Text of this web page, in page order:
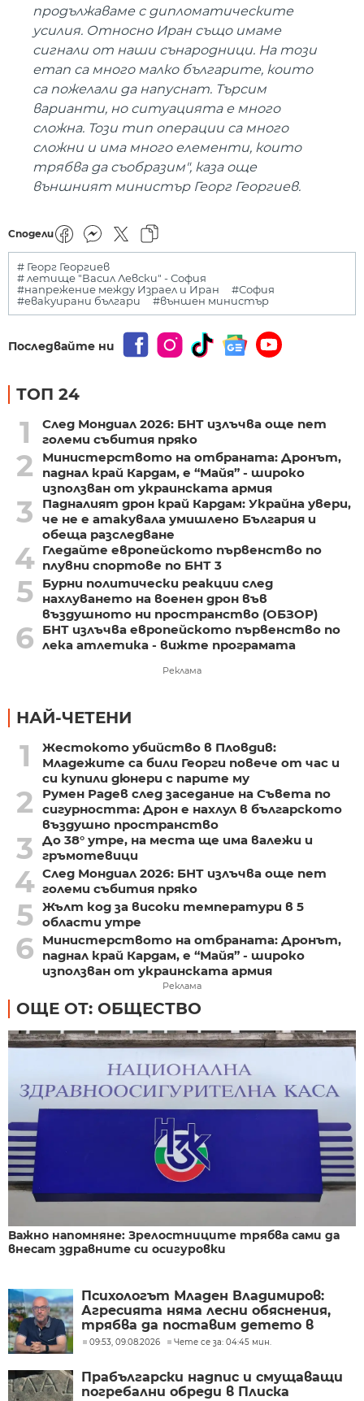
продължаваме с дипломатическите
усилия. Относно Иран също имаме
сигнали от наши сънародници. На този
етап са много малко българите, които
са пожелали да напуснат. Търсим
варианти, но ситуацията е много
сложна. Този тип операции са много
сложни и има много елементи, които
трябва да съобразим", каза още
външният министър Георг Георгиев.
Сподели
# Георг Георгиев
# летище "Васил Левски" - София
#напрежение между Израел и Иран
#София
#евакуирани българи
#външен министър
Последвайте ни
ТОП 24
1
След Мондиал 2026: БНТ излъчва още пет
големи събития пряко
2
Министерството на отбраната: Дронът,
паднал край Кардам, е “Майя” - широко
използван от украинската армия
3
Падналият дрон край Кардам: Украйна увери,
че не е атакувала умишлено България и
обеща разследване
4 Гледайте европейското първенство по
плувни спортове по БНТ 3
5
Бурни политически реакции след
нахлуването на военен дрон във
въздушното ни пространство (ОБЗОР)
6
БНТ излъчва европейското първенство по
лека атлетика - вижте програмата
Реклама
НАЙ-ЧЕТЕНИ
1
Жестокото убийство в Пловдив:
Младежите са били Георги повече от час и
си купили дюнери с парите му
2
Румен Радев след заседание на Съвета по
сигурността: Дрон е нахлул в българското
въздушно пространство
3
До 38° утре, на места ще има валежи и
гръмотевици
4 След Мондиал 2026: БНТ излъчва още пет
големи събития пряко
5 Жълт код за високи температури в 5
области утре
6
Министерството на отбраната: Дронът,
паднал край Кардам, е “Майя” - широко
използван от украинската армия
Реклама
ОЩЕ ОТ: ОБЩЕСТВО
Важно напомняне: Зрелостниците трябва сами да
внесат здравните си осигуровки
Психологът Младен Владимиров:
Агресията няма лесни обяснения,
трябва да поставим детето в
центъра
09:53, 09.08.2026 Чете се за: 04:45 мин.
Прабългарски надпис и смущаващи
погребални обреди в Плиска